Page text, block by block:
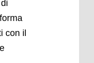
con il